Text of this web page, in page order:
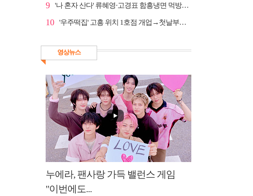
9 '나 혼자 산다' 류혜영·고경표 함흥냉면 먹방→남산 산책
10 '우주떡집' 고흥 위치 1호점 개업→첫날부터 大위기
영상뉴스
누에라, 팬사랑 가득 밸런스 게임
"이번에도...